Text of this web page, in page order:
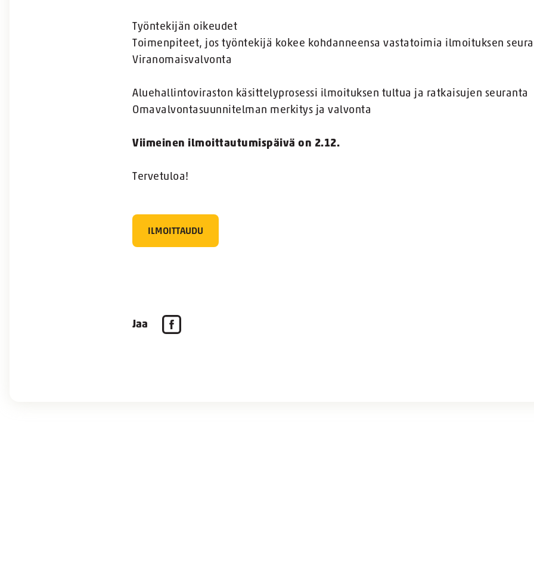
Työntekijän oikeudet
Toimenpiteet, jos työntekijä kokee kohdanneensa vastatoimia ilmoituksen
Viranomaisvalvonta
Aluehallintoviraston käsittelyprosessi ilmoituksen tultua ja ratkaisujen seuranta
Omavalvontasuunnitelman merkitys ja valvonta
Viimeinen ilmoittautumispäivä on 2.12.
Tervetuloa!
ILMOITTAUDU
Jaa